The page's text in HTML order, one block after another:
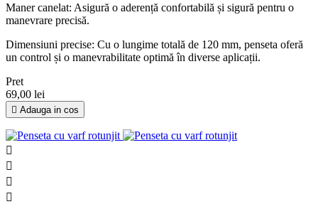
Maner canelat: Asigură o aderență confortabilă și sigură pentru o
manevrare precisă.
Dimensiuni precise: Cu o lungime totală de 120 mm, penseta oferă
un control și o manevrabilitate optimă în diverse aplicații.
Pret
69,00 lei
 Adauga in cos



